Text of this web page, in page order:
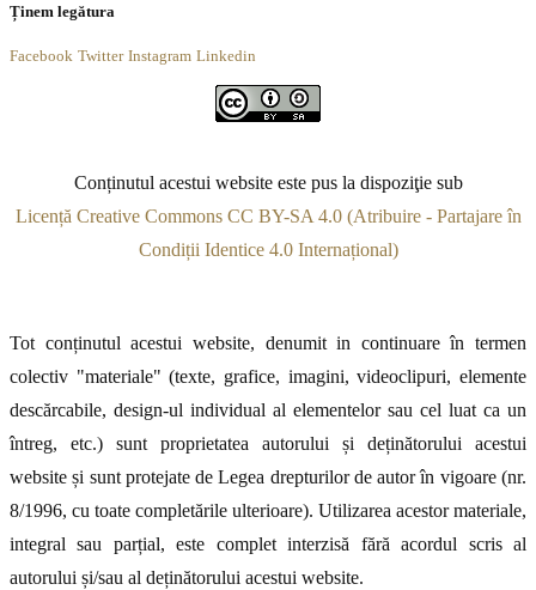
Ținem legătura
Facebook Twitter Instagram Linkedin
Conținutul acestui website este pus la dispoziţie sub
Licență Creative Commons CC BY-SA 4.0 (Atribuire - Partajare în
Condiții Identice 4.0 Internațional)
Tot conținutul acestui website, denumit in continuare în termen
colectiv "materiale" (texte, grafice, imagini, videoclipuri, elemente
descărcabile, design-ul individual al elementelor sau cel luat ca un
întreg, etc.) sunt proprietatea autorului și deținătorului acestui
website și sunt protejate de Legea drepturilor de autor în vigoare (nr.
8/1996, cu toate completările ulterioare). Utilizarea acestor materiale,
integral sau parțial, este complet interzisă fără acordul scris al
autorului și/sau al deținătorului acestui website.